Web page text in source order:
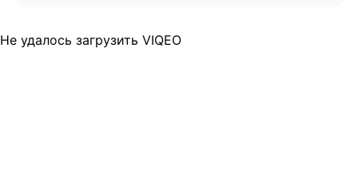
Не удалось загрузить VIQEO